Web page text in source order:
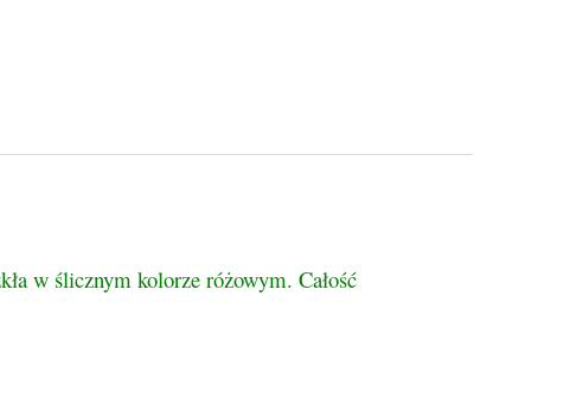
w ślicznym kolorze różowym. Całość